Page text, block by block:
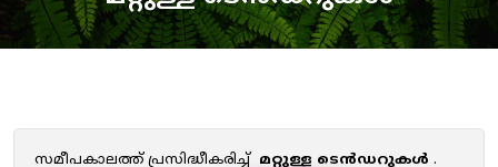
സമീപകാലത്ത് പ്രസിദ്ധീകരിച്ച് മറ്റുള്ള ടെൻഡറുകൾ .